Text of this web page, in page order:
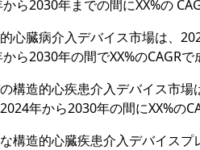
ら2030年までの間にXX%の
心臓病介入デバイス市場は、
ら2030年の間でXX%のCAGRで
構造的心疾患介入デバイス市
年から2030年の間にXX%の
構造的心臓疾患介入デバイス